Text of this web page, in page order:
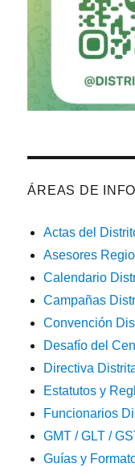
Información III
Convocatorias
ÁREAS DE
Actas del
Asesores
Calendario
Campañas
Convención
Desafío del
Directiva
Estatutos y
Funcionarios
GMT / GLT /
Guías y